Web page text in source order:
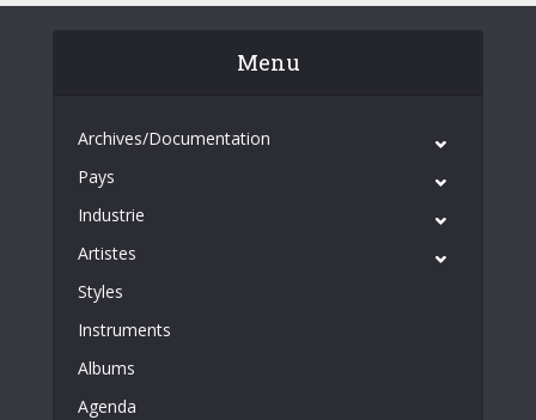
Menu
Archives/Documentation
Pays
Industrie
Artistes
Styles
Instruments
Albums
Agenda